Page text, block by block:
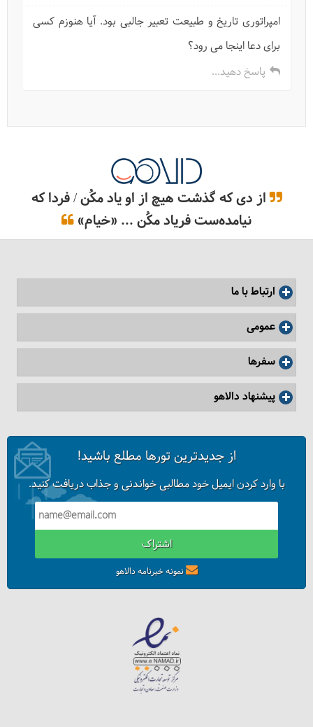
امپراتوری تاریخ و طبیعت تعبیر جالبی بود. آیا هنوزم کسی
برای دعا اینجا می رود؟
پاسخ دهید...
از دی که گذشت هیچ از او یاد مکُن / فردا که
نیامده‌ست فریاد مکُن ... «خیام»
ارتباط با ما
عمومی
سفرها
پیشنهاد دالاهو
از جدیدترین تورها مطلع باشید!
با وارد کردن ایمیل خود مطالبی خواندنی و جذاب دریافت کنید.
اشتراک
نمونه خبرنامه دالاهو